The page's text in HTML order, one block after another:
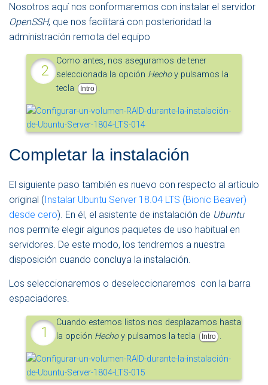
Nosotros aquí nos conformaremos con instalar el servidor
OpenSSH, que nos facilitará con posterioridad la
administración remota del equipo
Como antes, nos aseguramos de tener
seleccionada la opción Hechoy pulsamos la
tecla
Intro .
Completar la instalación
El siguiente paso también es nuevo con respecto al artículo
original (Instalar Ubuntu Server 18.04 LTS (Bionic Beaver)
desde cero). En él, el asistente de instalación de Ubuntu
nos permite elegir algunos paquetes de uso habitual en
servidores. De este modo, los tendremos a nuestra
disposición cuando concluya la instalación.
Los seleccionaremos o deseleccionaremos con la barra
espaciadores.
Cuando estemos listos nos desplazamos hasta
la opción Hechoy pulsamos la tecla Intro .